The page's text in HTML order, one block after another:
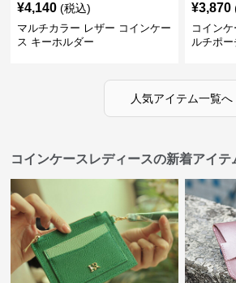
¥4,140 (税込)
マルチカラー レザー コインケー
ス キーホルダー
¥3,870
コイン
ルチポ
人気アイテム一覧へ
コインケースレディースの新着アイテ